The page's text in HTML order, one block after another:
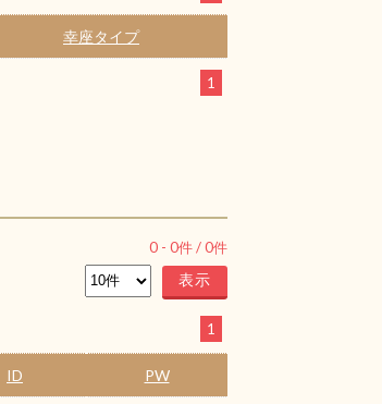
幸座タイプ
1
0 - 0件 /0件
1
ID PW